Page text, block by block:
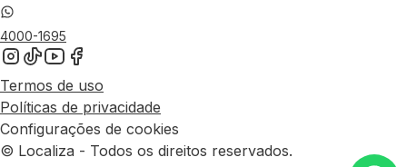
4000-1695
Termos de uso
Políticas de privacidade
Configurações de cookies
© Localiza - Todos os direitos reservados.